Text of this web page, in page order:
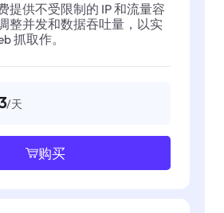
提供不受限制的 IP 和流量容
整并发和数据吞吐量，以实
抓取作。
/天
购买